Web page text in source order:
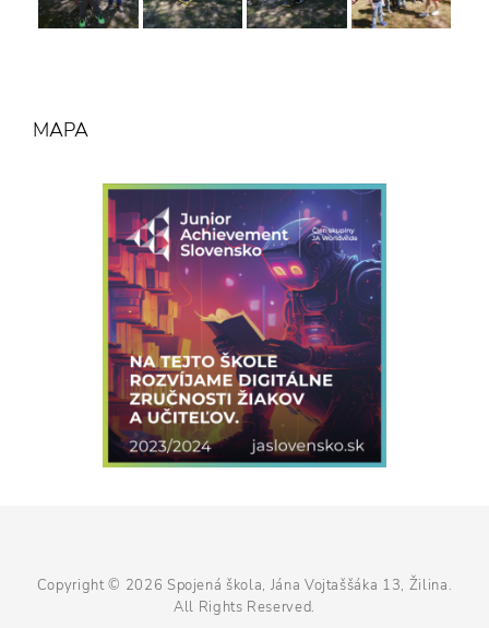
MAPA
Copyright © 2026 Spojená škola, Jána Vojtaššáka 13, Žilina.
All Rights Reserved.